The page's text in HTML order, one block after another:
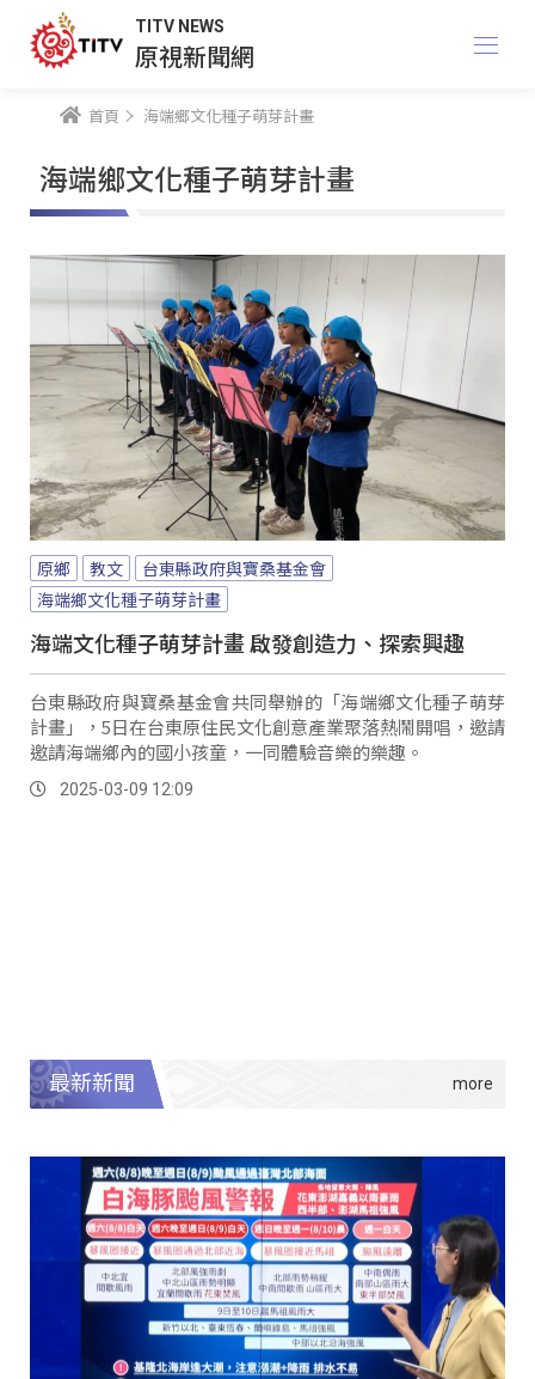
TITV NEWS
原視新聞網
首頁 海端鄉文化種子萌芽計畫
海端鄉文化種子萌芽計畫
原鄉 教文
台東縣政府與寶桑基金會
海端鄉文化種子萌芽計畫
海端文化種子萌芽計畫 啟發創造力、探索興趣
台東縣政府與寶桑基金會共同舉辦的「海端鄉文化種子萌芽
計畫」，5日在台東原住民文化創意產業聚落熱鬧開唱，邀請
邀請海端鄉內的國小孩童，一同體驗音樂的樂趣。
2025-03-09 12:09
最新新聞